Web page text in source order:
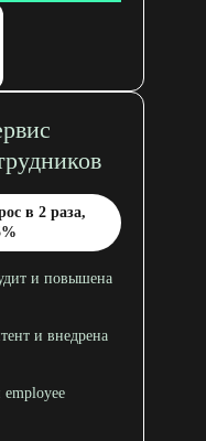
в 2 раза,
и повышена
и внедрена